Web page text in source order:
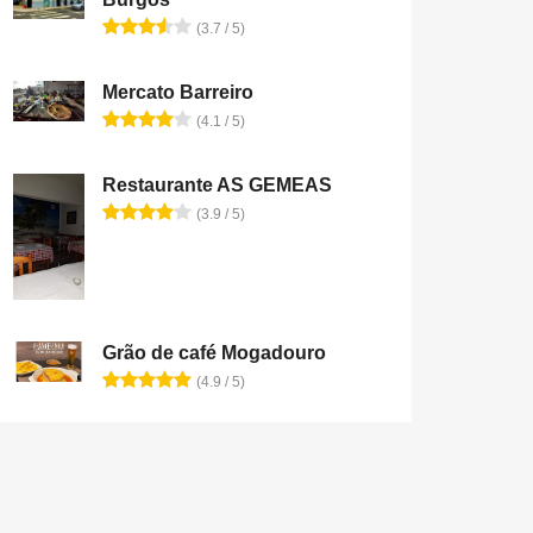
(3.7 / 5)
Mercato Barreiro
(4.1 / 5)
Restaurante AS GEMEAS
(3.9 / 5)
Grão de café Mogadouro
(4.9 / 5)